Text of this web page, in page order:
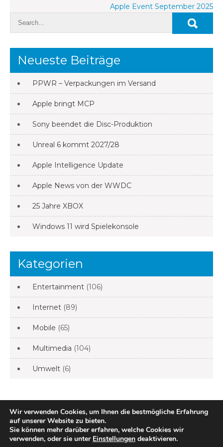
Apple Event September 2025
Neueste Beiträge
PPWR – Verpackungen im Versand
Apple bringt MCP
Sony beendet die Disc-Produktion
Unreal 6 kommt 2027/28
Apple Intelligence Update
Apple News von der WWDC
25 Jahre XBOX
Windows 11 wird Spielekonsole
Kategorien
Entertainment (106)
Internet (89)
Mobile (65)
Multimedia (104)
Umwelt (6)
bloggomat – die multimedia schmiede. All Rights
Reserved
impressum|datenschutz
Wir verwenden Cookies, um Ihnen die bestmögliche Erfahrung
auf unserer Website zu bieten.
Sie können mehr darüber erfahren, welche Cookies wir
verwenden, oder sie unter Einstellungen deaktivieren.